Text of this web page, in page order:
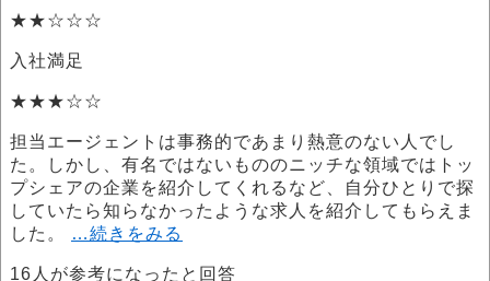
★★☆☆☆
入社満足
★★★☆☆
担当エージェントは事務的であまり熱意のない人でし
た。しかし、有名ではないもののニッチな領域ではトッ
プシェアの企業を紹介してくれるなど、自分ひとりで探
していたら知らなかったような求人を紹介してもらえま
した。
…続きをみる
16 人が参考になったと回答